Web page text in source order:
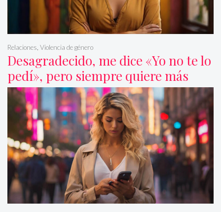
Desagradecido, me dice «Yo no te lo
pedí», pero siempre quiere más
Relaciones Violencia de género